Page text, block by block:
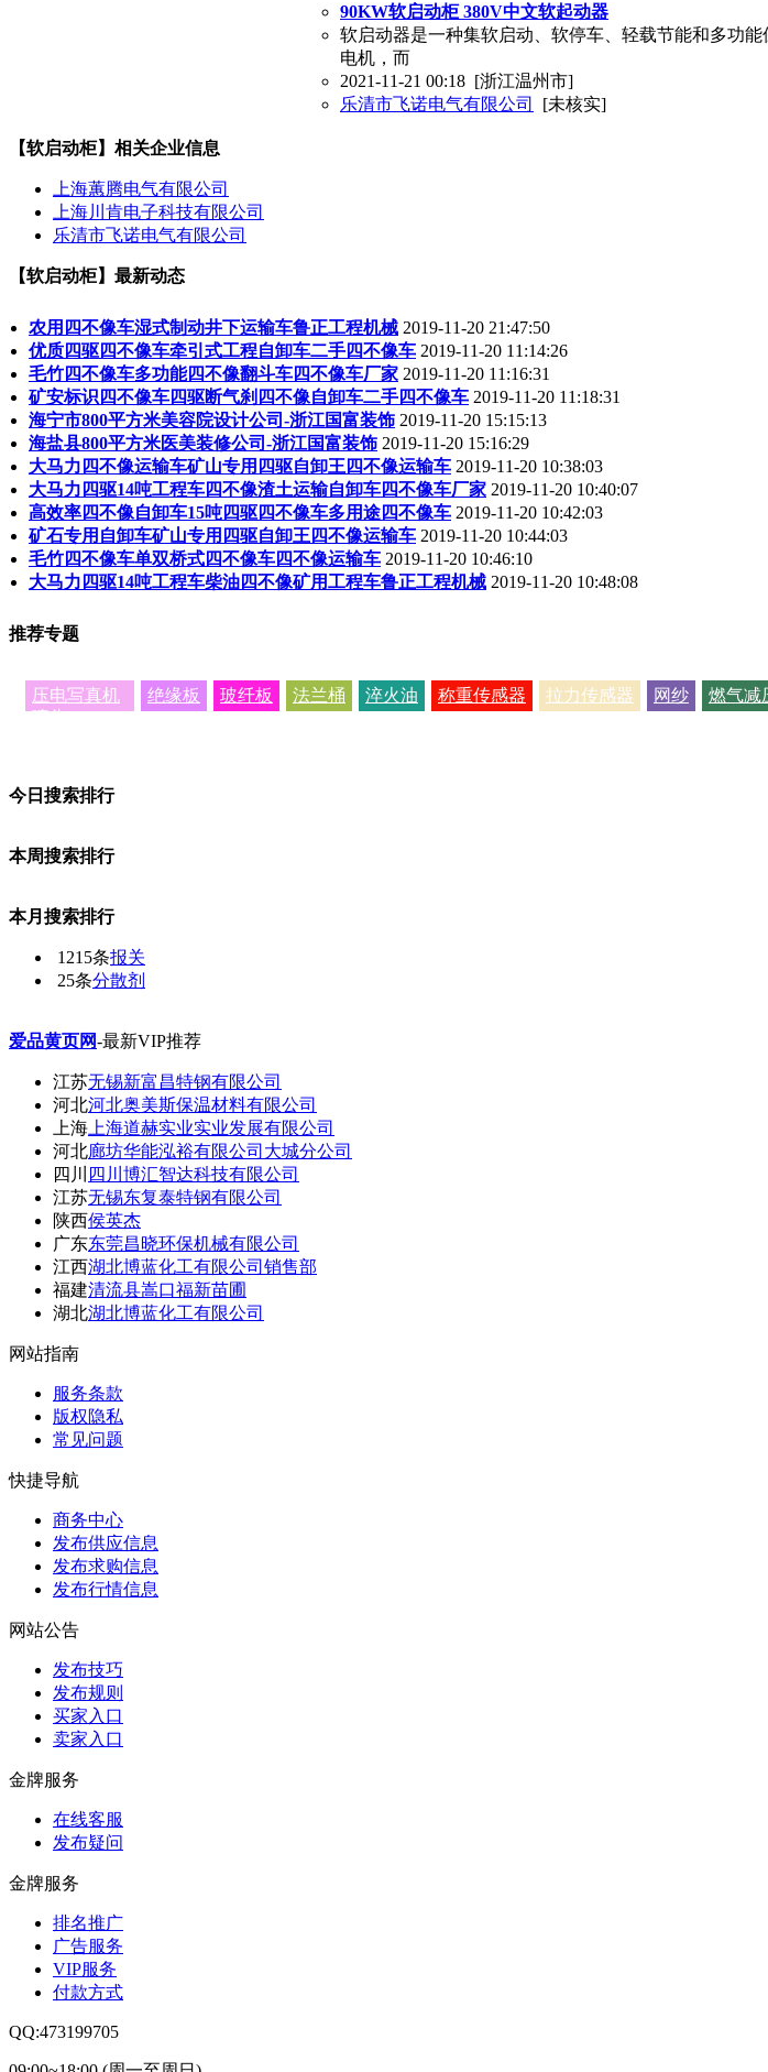
90KW软启动柜 380V中文软起动器
软启动器是一种集软启动、软停车、轻载节能和多功
电机，而
2021-11-21 00:18 [浙江温州市]
乐清市飞诺电气有限公司
[未核实]
【软启动柜】相关企业信息
上海蕙腾电气有限公司
上海川肯电子科技有限公司
乐清市飞诺电气有限公司
【软启动柜】最新动态
农用四不像车湿式制动井下运输车鲁正工程机械 2019-11-20 21:47:50
优质四驱四不像车牵引式工程自卸车二手四不像车 2019-11-20 11:14:26
毛竹四不像车多功能四不像翻斗车四不像车厂家 2019-11-20 11:16:31
矿安标识四不像车四驱断气刹四不像自卸车二手四不像车 2019-11-20 11:18:31
海宁市800平方米美容院设计公司-浙江国富装饰 2019-11-20 15:15:13
海盐县800平方米医美装修公司-浙江国富装饰 2019-11-20 15:16:29
大马力四不像运输车矿山专用四驱自卸王四不像运输车 2019-11-20 10:38:03
大马力四驱14吨工程车四不像渣土运输自卸车四不像车厂家 2019-11-20 10:40:07
高效率四不像自卸车15吨四驱四不像车多用途四不像车 2019-11-20 10:42:03
矿石专用自卸车矿山专用四驱自卸王四不像运输车 2019-11-20 10:44:03
毛竹四不像车单双桥式四不像车四不像运输车 2019-11-20 10:46:10
大马力四驱14吨工程车柴油四不像矿用工程车鲁正工程机械 2019-11-20 10:48:08
推荐专题
压电写真机
喷头
绝缘板 玻纤板 法兰桶 淬火油 称重传感器 拉力传感器 网纱 燃气减
今日搜索排行
本周搜索排行
本月搜索排行
1215条报关
25条分散剂
爱品黄页网-最新VIP推荐
江苏无锡新富昌特钢有限公司
河北河北奥美斯保温材料有限公司
上海 上海道赫实业实业发展有限公司
河北廊坊华能泓裕有限公司大城分公司
四川
四川博汇智达科技有限公司
江苏无锡东复泰特钢有限公司
陕西侯英杰
广东东莞昌晓环保机械有限公司
江西湖北博蓝化工有限公司销售部
福建清流县嵩口福新苗圃
湖北湖北博蓝化工有限公司
网站指南
服务条款
版权隐私
常见问题
快捷导航
商务中心
发布供应信息
发布求购信息
发布行情信息
网站公告
发布技巧
发布规则
买家入口
卖家入口
金牌服务
在线客服
发布疑问
金牌服务
排名推广
广告服务
VIP服务
付款方式
QQ:473199705